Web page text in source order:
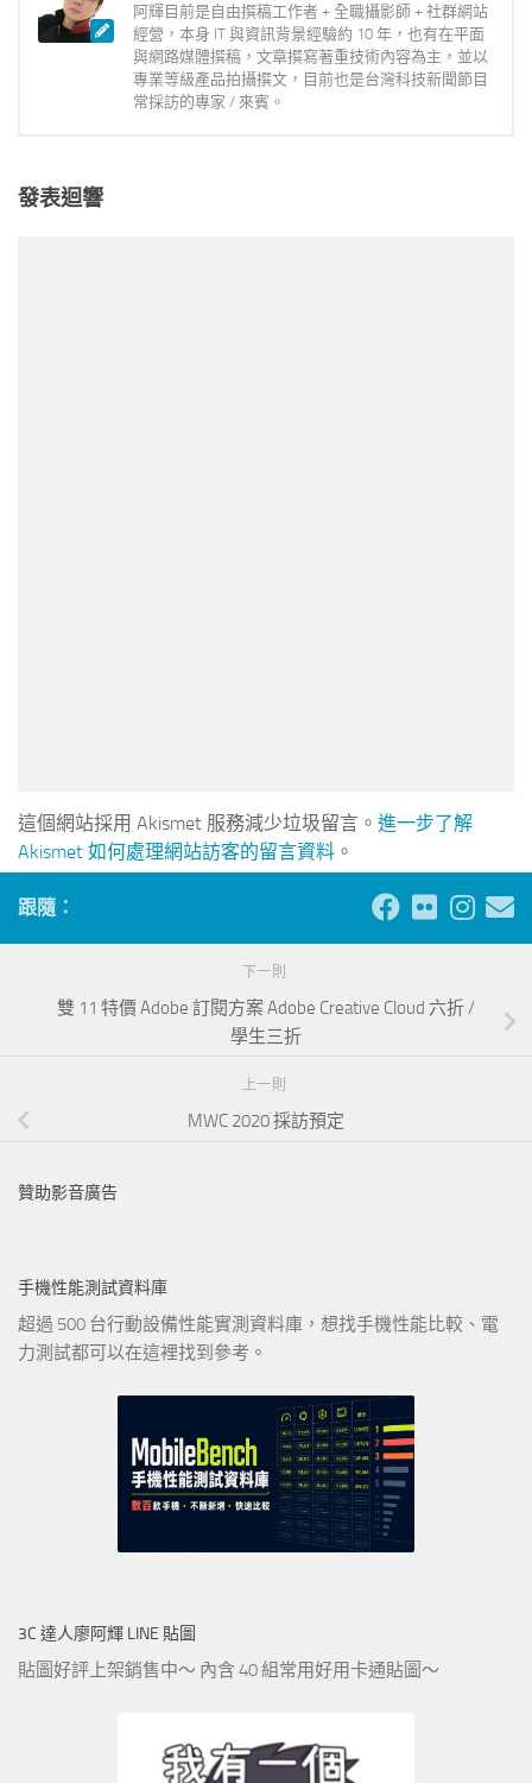
阿輝目前是自由撰稿工作者 + 全職攝影師 + 社群網站
經營，本身 IT 與資訊背景經驗約 10 年，也有在平面
與網路媒體撰稿，文章撰寫著重技術內容為主，並以
專業等級產品拍攝撰文，目前也是台灣科技新聞節目
常採訪的專家 / 來賓。
發表迴響
這個網站採用 Akismet 服務減少垃圾留言。 進一步了解
Akismet 如何處理網站訪客的留言資料 。
跟隨：
下一則
雙 11 特價 Adobe 訂閱方案 Adobe Creative Cloud 六折 /
學生三折
上一則
MWC 2020 採訪預定
贊助影音廣告
手機性能測試資料庫
超過 500 台行動設備性能實測資料庫，想找手機性能比較、電
力測試都可以在這裡找到參考。
3C 達人廖阿輝 LINE 貼圖
貼圖好評上架銷售中～ 內含 40 組常用好用卡通貼圖～